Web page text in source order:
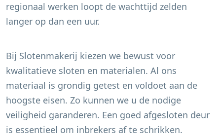
regionaal werken loopt de wachttijd zelden
langer op dan een uur.
Bij Slotenmakerij kiezen we bewust voor
kwalitatieve sloten en materialen. Al ons
materiaal is grondig getest en voldoet aan de
hoogste eisen. Zo kunnen we u de nodige
veiligheid garanderen. Een goed afgesloten deur
is essentieel om inbrekers af te schrikken.